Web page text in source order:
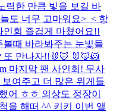
력한 만큼 빛을 보길 바
도 너무 고마워요>_< 항
인회 즐겁게 마쳤어요!!
때 바라봐주는 눈빛들
또 만나자!! 🐰🦊 🐰🦊🐹
마지막 팬 사인회! 무사
여주고 더 많은 위게들
어 ㅎㅎ 의상도 정장이
을 해떠 ^^ 키키 이번 앨